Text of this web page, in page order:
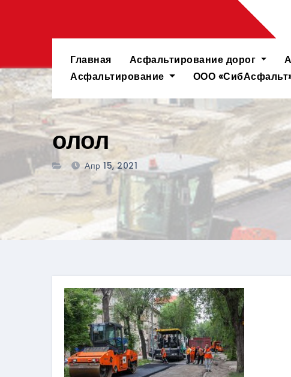
содержимому
Главная Асфальтирование дорог
Асфальтирование
ООО
олол
Апр 15, 2021